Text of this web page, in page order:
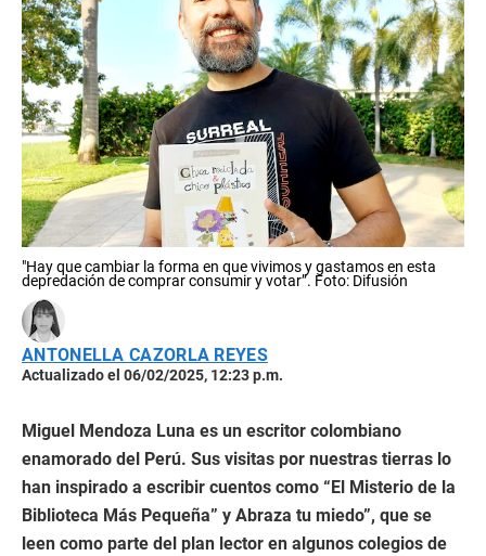
"Hay que cambiar la forma en que vivimos y gastamos en esta
depredación de comprar consumir y votar”. Foto: Difusión
ANTONELLA CAZORLA REYES
Actualizado el 06/02/2025, 12:23 p.m.
Miguel Mendoza Luna es un escritor colombiano
enamorado del Perú. Sus visitas por nuestras tierras lo
han inspirado a escribir cuentos como “El Misterio de la
Biblioteca Más Pequeña” y Abraza tu miedo”, que se
leen como parte del plan lector en algunos colegios de